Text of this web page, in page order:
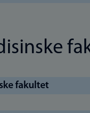
fakultet